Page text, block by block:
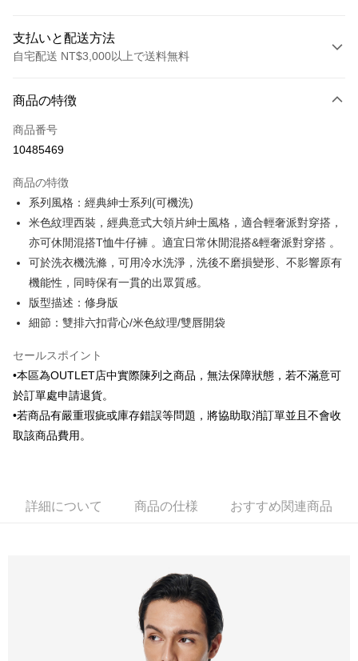
支払いと配送方法
自宅配送 NT$3,000以上で送料無料
クレジットカード1回払い
クレジットカード分割払い
合作金庫商業銀行
華南商業銀行
上海商業儲蓄銀行
台北富邦商業銀行
国泰世華商業銀行
兆豐國際商業銀行
台湾中小企業銀行
台中商業銀行
聯邦商業銀行
遠東国際商業銀行
元大商業銀行
玉山商業銀行
星展(台湾)商業銀行
台湾楽天クレジットカード会社
6回払い、金利0、毎回
華南商業銀行
彰化商業銀行
上海商業儲蓄銀行
台北富邦商業銀行
国泰世華商業銀行
兆豐國際商業銀行
台湾中小企業銀行
台中商業銀行
HSBC(台湾)商業銀行
元大商業銀行
永豐商業銀行
台新國際商業銀行
台湾楽天クレジットカード会社
LINE Pay
Apple Pay
JKOPAY
Easy Wallet
ATM払い
配送方法
新竹物流宅配
配送毎にNT$350、NT$3,500以上で送料無料
商品の特徴
商品番号
10485469
商品の特徴
系列風格：經典紳士系列(可機洗)
米色紋理西裝，經典意式大領片紳士風格，適合輕奢派對穿搭，
亦可休閒混搭T恤牛仔褲 。適宜日常休閒混搭&輕奢派對穿搭 。
可於洗衣機洗滌，可用冷水洗淨，洗後不磨損變形、不影響原有
機能性，同時保有一貫的出眾質感。
版型描述：修身版
細節：雙排六扣背心/米色紋理/雙唇開袋
セールスポイント
•本區為OUTLET店中實際陳列之商品，無法保障狀態，若不滿意可
於訂單處申請退貨。
•若商品有嚴重瑕疵或庫存錯誤等問題，將協助取消訂單並且不會收
取該商品費用。
詳細について 商品の仕様 おすすめ関連商品